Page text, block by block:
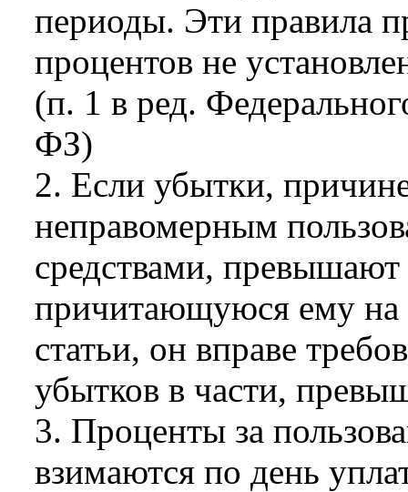
периоды. Эти правила
процентов не
(п. 1 в ред.
ФЗ)
2. Если убытки,
неправомерным
средствами,
причитающуюся ему на
статьи, он вправе
убытков в части,
3. Проценты за
взимаются по день